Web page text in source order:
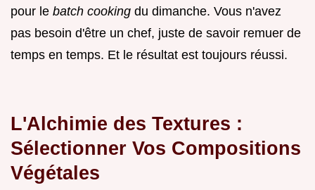
pour le batch cooking du dimanche. Vous n'avez
pas besoin d'être un chef, juste de savoir remuer de
temps en temps. Et le résultat est toujours réussi.
L'Alchimie des Textures :
Sélectionner Vos Compositions
Végétales